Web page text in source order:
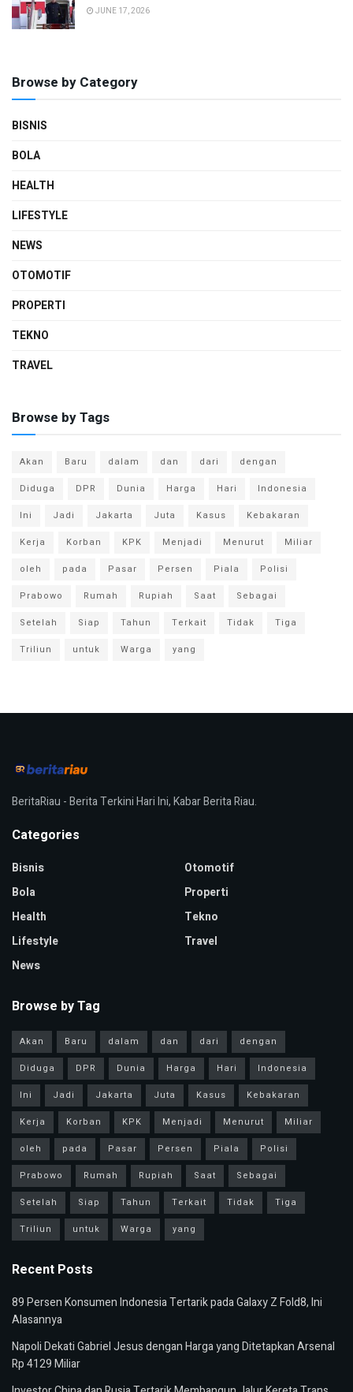
JUNE 17, 2026
Browse by Category
BISNIS
BOLA
HEALTH
LIFESTYLE
NEWS
OTOMOTIF
PROPERTI
TEKNO
TRAVEL
Browse by Tags
Akan Baru dalam dan dari
dengan
Diduga
DPR Dunia Harga Hari
Indonesia
Ini
Jadi Jakarta Juta Kasus
Kebakaran
Kerja
Korban KPK Menjadi Menurut
Miliar
oleh
pada Pasar Persen Piala
Polisi
Prabowo
Rumah Rupiah Saat
Sebagai
Setelah
Siap Tahun Terkait Tidak
Tiga
Triliun
untuk Warga yang
BeritaRiau - Berita Terkini Hari Ini, Kabar Berita Riau.
Categories
Bisnis
Bola
Health
Lifestyle
News
Otomotif
Properti
Tekno
Travel
Browse by Tag
Akan Baru dalam dan dari
dengan
Diduga
DPR Dunia Harga Hari
Indonesia
Ini
Jadi Jakarta Juta Kasus
Kebakaran
Kerja
Korban KPK Menjadi Menurut
Miliar
oleh
pada Pasar Persen Piala
Polisi
Prabowo
Rumah Rupiah Saat
Sebagai
Setelah
Siap Tahun Terkait Tidak
Tiga
Triliun
untuk Warga yang
Recent Posts
89 Persen Konsumen Indonesia Tertarik pada Galaxy Z Fold8, Ini
Alasannya
Napoli Dekati Gabriel Jesus dengan Harga yang Ditetapkan Arsenal
Rp 4129 Miliar